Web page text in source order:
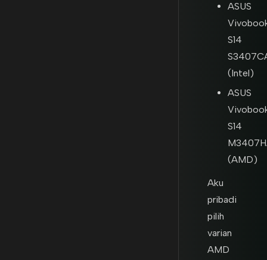
ASUS
S14
(Intel)
ASUS
S14
(AMD)
Aku
pribadi
pilih
varian
AMD